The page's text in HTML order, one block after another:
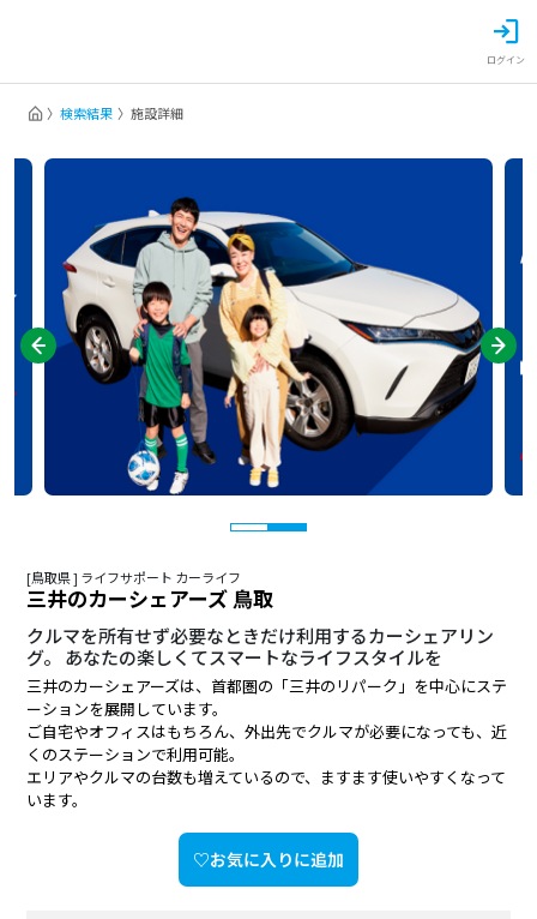
ログイン
検索結果 施設詳細
[鳥取県 ] ライフサポート カーライフ
三井のカーシェアーズ 鳥取
クルマを所有せず必要なときだけ利用するカーシェアリン
グ。 あなたの楽しくてスマートなライフスタイルを
三井のカーシェアーズは、首都圏の「三井のリパーク」を中心にステ
ーションを展開しています。
ご自宅やオフィスはもちろん、外出先でクルマが必要になっても、近
くのステーションで利用可能。
エリアやクルマの台数も増えているので、ますます使いやすくなって
います。
♡お気に入りに追加